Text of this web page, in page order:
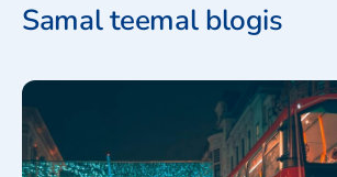
Samal teemal blogis